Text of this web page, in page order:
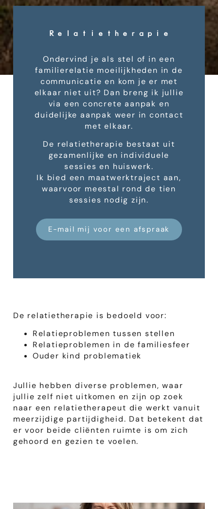
Relatietherapie
Ondervind je als stel of in een
familierelatie moeilijkheden in de
communicatie en kom je er met
elkaar niet uit? Dan breng ik jullie
via een concrete aanpak en
duidelijke aanpak weer in contact
met elkaar.
De relatietherapie bestaat uit
gezamenlijke en individuele
sessies en huiswerk.
Ik bied een maatwerktraject aan,
waarvoor meestal rond de tien
sessies nodig zijn.
E-mail mij voor een afspraak
De relatietherapie is bedoeld voor:
Relatieproblemen tussen stellen
Relatieproblemen in de familiesfeer
Ouder kind problematiek
Jullie hebben diverse problemen, waar
jullie zelf niet uitkomen en zijn op zoek
naar een relatietherapeut die werkt vanuit
meerzijdige partijdigheid. Dat betekent dat
er voor beide cliënten ruimte is om zich
gehoord en gezien te voelen.